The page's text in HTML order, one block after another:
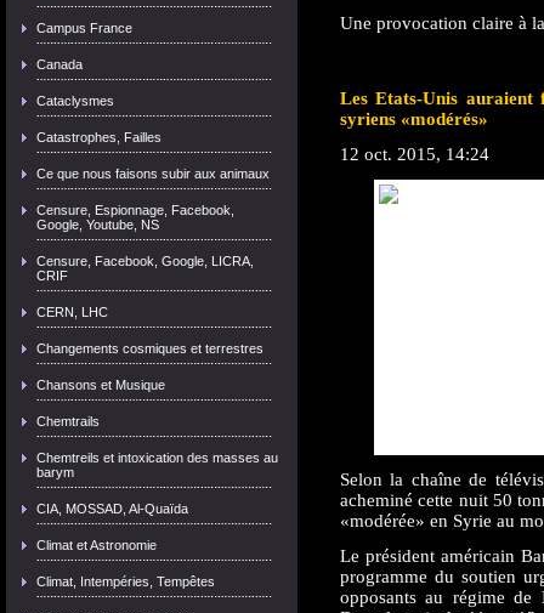
Campus France
Canada
Cataclysmes
Catastrophes, Failles
Ce que nous faisons subir aux animaux
Censure, Espionnage, Facebook,
Google, Youtube, NS
Censure, Facebook, Google, LICRA,
CRIF
CERN, LHC
Changements cosmiques et terrestres
Chansons et Musique
Chemtrails
Chemtreils et intoxication des masses au
barym
CIA, MOSSAD, Al-Quaïda
Climat et Astronomie
Climat, Intempéries, Tempêtes
Une provocation claire à
Les Etats-Unis auraient
syriens «modérés»
12 oct. 2015, 14:24
Selon la chaîne de
acheminé cette nuit 50
«modérée» en Syrie au
Le président américain
programme du soutien
opposants au régime de